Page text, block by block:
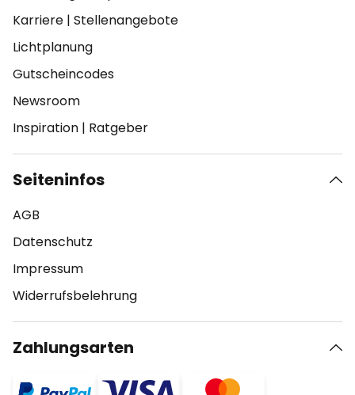
Karriere | Stellenangebote
Lichtplanung
Gutscheincodes
Newsroom
Inspiration | Ratgeber
Seiteninfos
AGB
Datenschutz
Impressum
Widerrufsbelehrung
Zahlungsarten